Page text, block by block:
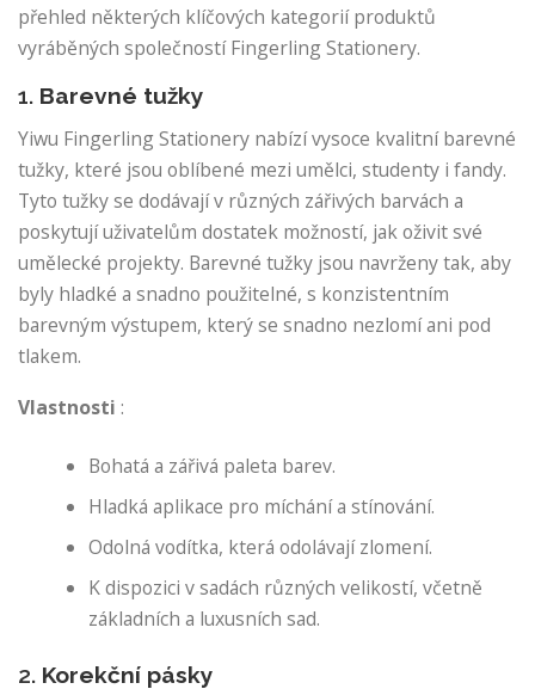
přehled některých klíčových kategorií produktů
vyráběných společností Fingerling Stationery.
1. Barevné tužky
Yiwu Fingerling Stationery nabízí vysoce kvalitní barevné
tužky, které jsou oblíbené mezi umělci, studenty i fandy.
Tyto tužky se dodávají v různých zářivých barvách a
poskytují uživatelům dostatek možností, jak oživit své
umělecké projekty. Barevné tužky jsou navrženy tak, aby
byly hladké a snadno použitelné, s konzistentním
barevným výstupem, který se snadno nezlomí ani pod
tlakem.
Vlastnosti :
Bohatá a zářivá paleta barev.
Hladká aplikace pro míchání a stínování.
Odolná vodítka, která odolávají zlomení.
K dispozici v sadách různých velikostí, včetně
základních a luxusních sad.
2. Korekční pásky